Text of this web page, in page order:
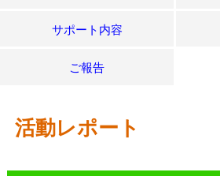
サポート内容
ご報告
活動レポート